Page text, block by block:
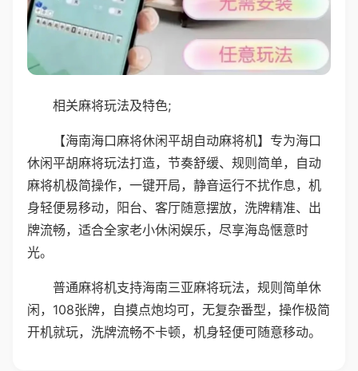
相关麻将玩法及特色;
【海南海口麻将休闲平胡自动麻将机】专为海口
休闲平胡麻将玩法打造，节奏舒缓、规则简单，自动
麻将机极简操作，一键开局，静音运行不扰作息，机
身轻便易移动，阳台、客厅随意摆放，洗牌精准、出
牌流畅，适合全家老小休闲娱乐，尽享海岛惬意时
光。
普通麻将机支持海南三亚麻将玩法，规则简单休
闲，108张牌，自摸点炮均可，无复杂番型，操作极简
开机就玩，洗牌流畅不卡顿，机身轻便可随意移动。